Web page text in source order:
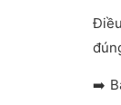
➡️